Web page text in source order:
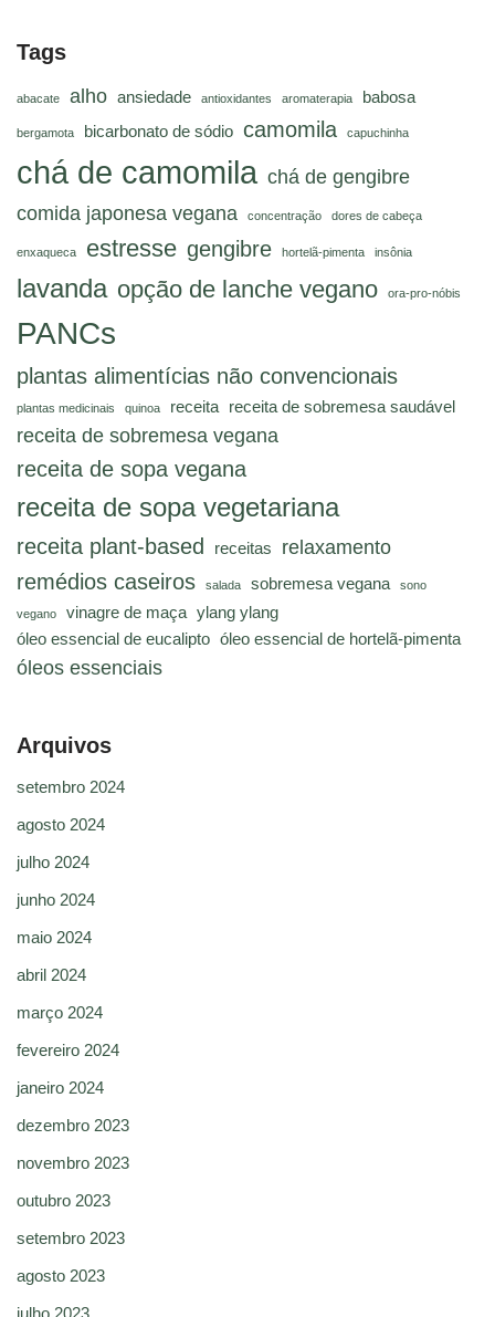
Tags
abacate alho ansiedade antioxidantes aromaterapia babosa
bergamota bicarbonato de sódio camomila capuchinha
chá de camomila chá de gengibre
comida japonesa vegana
concentração dores de cabeça
enxaqueca estresse gengibre hortelã-pimenta insônia
lavanda opção de lanche vegano ora-pro-nóbis
PANCs
plantas alimentícias não convencionais
plantas medicinais quinoa receita receita de sobremesa saudável
receita de sobremesa vegana
receita de sopa vegana
receita de sopa vegetariana
receita plant-based receitas relaxamento
remédios caseiros salada sobremesa vegana sono
vegano vinagre de maça ylang ylang
óleo essencial de eucalipto óleo essencial de hortelã-pimenta
óleos essenciais
Arquivos
setembro 2024
agosto 2024
julho 2024
junho 2024
maio 2024
abril 2024
março 2024
fevereiro 2024
janeiro 2024
dezembro 2023
novembro 2023
outubro 2023
setembro 2023
agosto 2023
julho 2023